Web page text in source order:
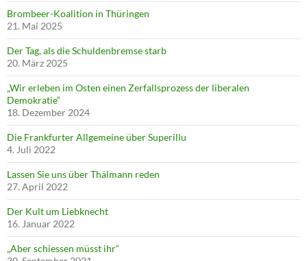
Brombeer-Koalition in Thüringen
21. Mai 2025
Der Tag, als die Schuldenbremse starb
20. März 2025
„Wir erleben im Osten einen Zerfallsprozess der liberalen
Demokratie“
18. Dezember 2024
Die Frankfurter Allgemeine über Superillu
4. Juli 2022
Lassen Sie uns über Thälmann reden
27. April 2022
Der Kult um Liebknecht
16. Januar 2022
„Aber schiessen müsst ihr“